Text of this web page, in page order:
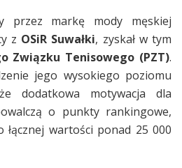
przez markę mody męskiej
z OSiR Suwałki, zyskał w tym
Związku Tenisowego (PZT).
jego wysokiego poziomu
dodatkowa motywacja dla
o punkty rankingowe,
wartości ponad 25 000